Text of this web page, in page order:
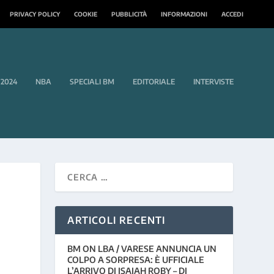
PRIVACY POLICY COOKIE PUBBLICITÀ INFORMAZIONI ACCEDI
NBA SPECIALI BM EDITORIALE INTERVISTE
ARTICOLI RECENTI
BM ON LBA / VARESE ANNUNCIA UN
COLPO A SORPRESA: È UFFICIALE
L’ARRIVO DI ISAIAH ROBY – DI